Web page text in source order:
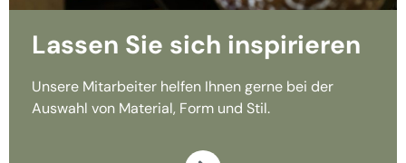
Lassen Sie sich inspirieren
Unsere Mitarbeiter helfen Ihnen gerne bei der
Auswahl von Material, Form und Stil.